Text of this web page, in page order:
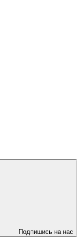
Подпишись на нас